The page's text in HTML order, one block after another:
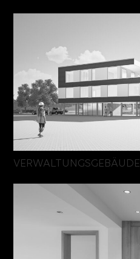
VERWALTUNGSGEBÄUDE